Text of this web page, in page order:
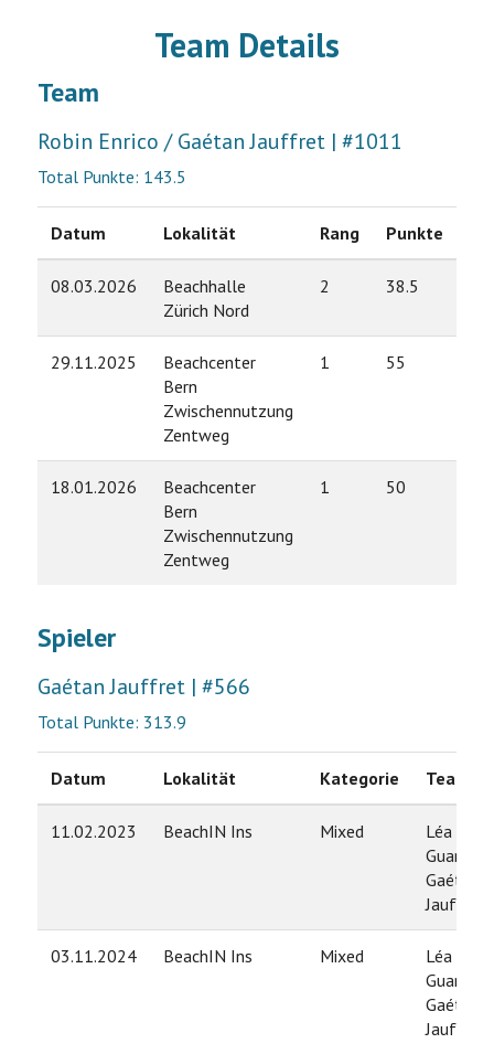
Team Details
Team
Robin Enrico / Gaétan Jauffret | #1011
Total Punkte: 143.5
Datum Lokalität Rang Punkte
08.03.2026
Beachhalle
Zürich Nord
2 38.5
29.11.2025
Beachcenter
Bern
Zwischennutzung
Zentweg
1 55
18.01.2026
Beachcenter
Bern
Zwischennutzung
Zentweg
1 50
Spieler
Gaétan Jauffret | #566
Total Punkte: 313.9
Datum Lokalität Kategorie Team
11.02.2023 BeachIN Ins Mixed
Léa
Guarino /
Gaétan
Jauffret
03.11.2024 BeachIN Ins Mixed
Léa
Guarino /
Gaétan
Jauffret